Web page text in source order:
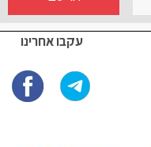
עקבו אחרינו